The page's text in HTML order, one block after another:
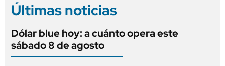
Últimas noticias
Dólar blue hoy: a cuánto opera este
sábado 8 de agosto